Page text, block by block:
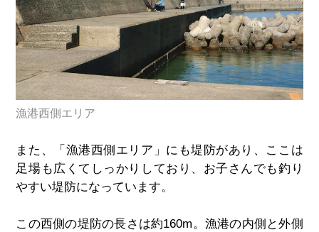
漁港西側エリア
また、「漁港西側エリア」 にも堤防があり、ここは
足場も広くてしっかりしており、お子さんでも釣り
やすい堤防になっています。
この西側の堤防の長さは約160m。漁港の内側と外側